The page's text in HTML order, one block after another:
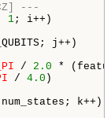
---
1; i++)
j++)
/ 2.0 *
/ 4.0 )
k++)